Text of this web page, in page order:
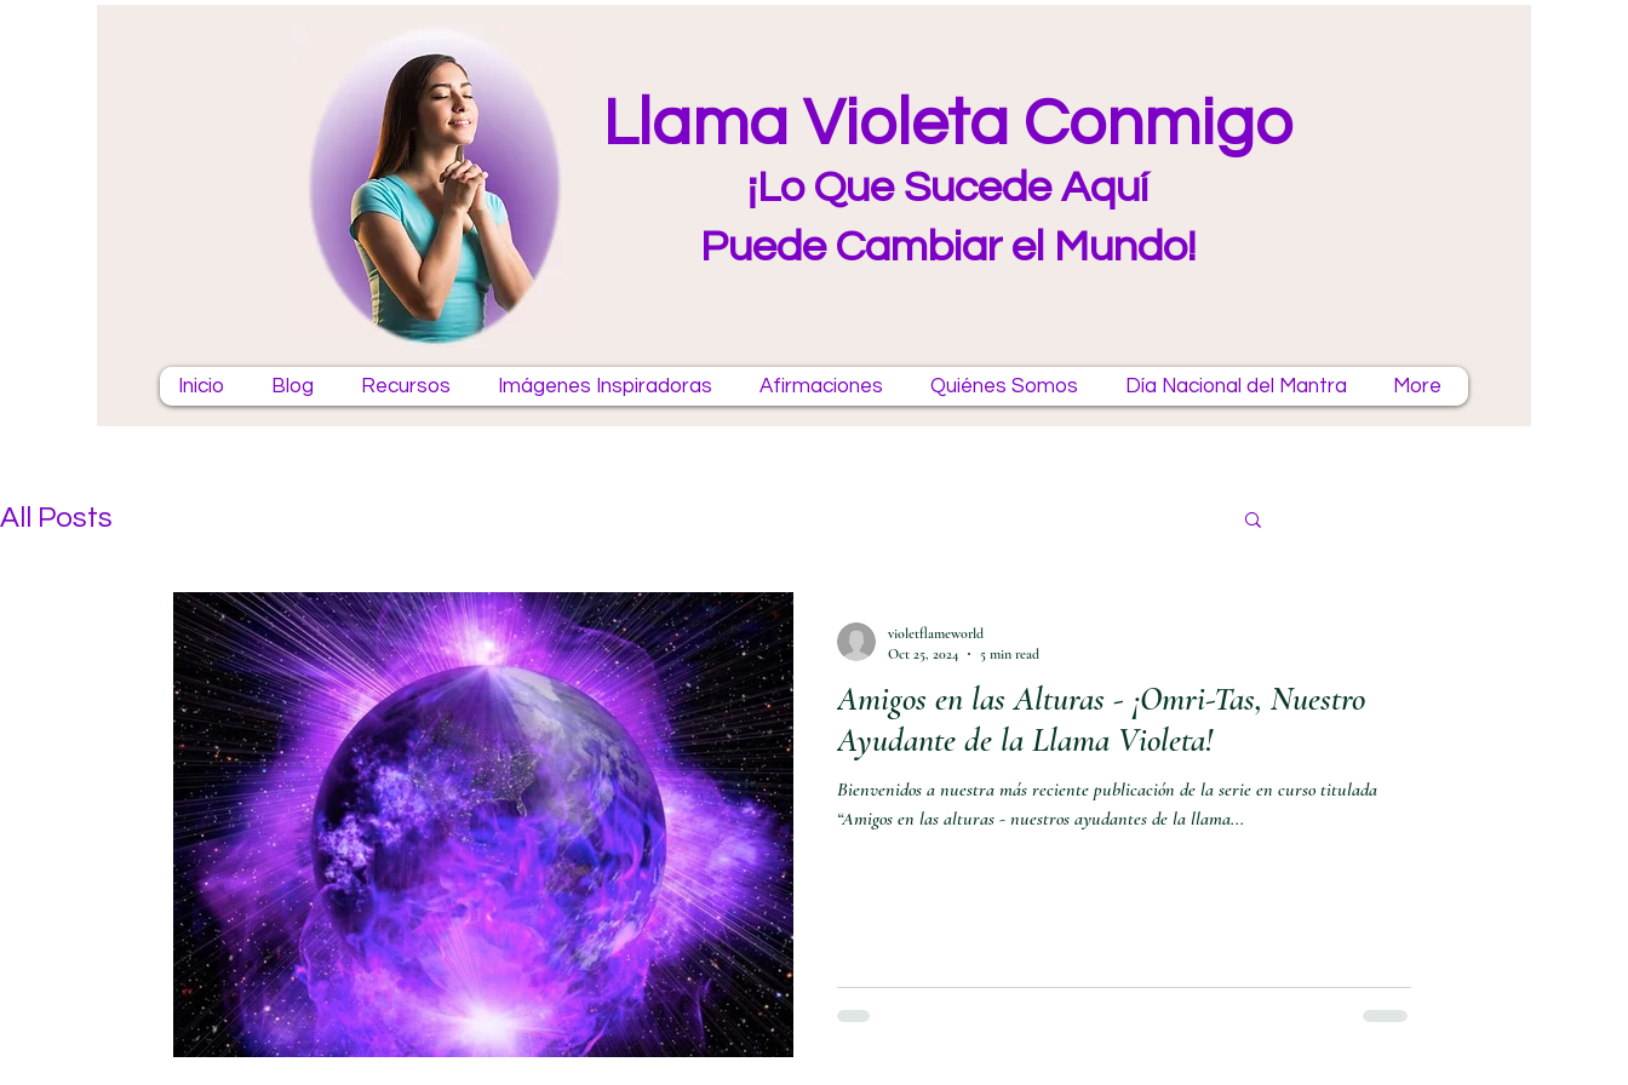
Llama Violeta Conmigo
¡Lo Que Sucede Aquí
Puede Cambiar el Mundo!
Inicio Blog Recursos Imágenes Inspiradoras Afirmaciones Quiénes Somos Día Nacional del Mantra More
All Posts
Amigos en las Alturas - ¡Omri-Tas, Nuestro
Ayudante de la Llama Violeta!
Bienvenidos a nuestra más reciente publicación de la serie en curso titulada
“Amigos en las alturas - nuestros ayudantes de la llama...
violetflameworld
Oct 25, 2024
5 min read